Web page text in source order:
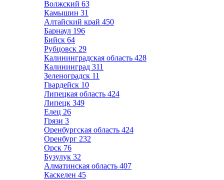
Волжский 63
Камышин 31
Алтайский край 450
Барнаул 196
Бийск 64
Рубцовск 29
Калининградская область 428
Калининград 311
Зеленоградск 11
Гвардейск 10
Липецкая область 424
Липецк 349
Елец 26
Грязи 3
Оренбургская область 424
Оренбург 232
Орск 76
Бузулук 32
Алматинская область 407
Каскелен 45